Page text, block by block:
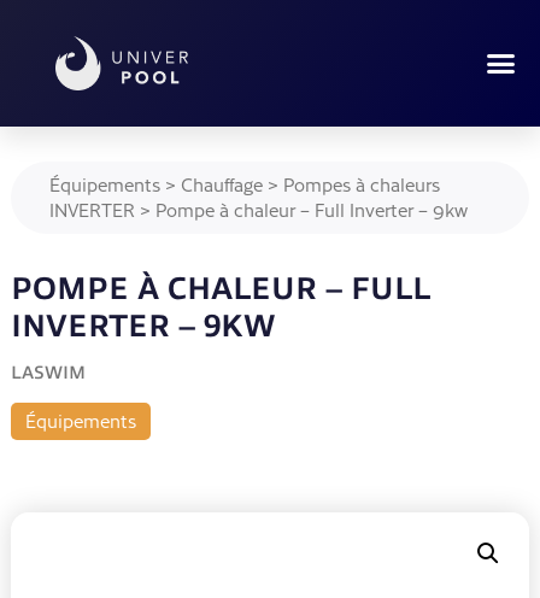
Équipements> Chauffage> Pompes à chaleurs
INVERTER > Pompe à chaleur – Full Inverter – 9kw
POMPE À CHALEUR – FULL
INVERTER – 9KW
LASWIM
Équipements